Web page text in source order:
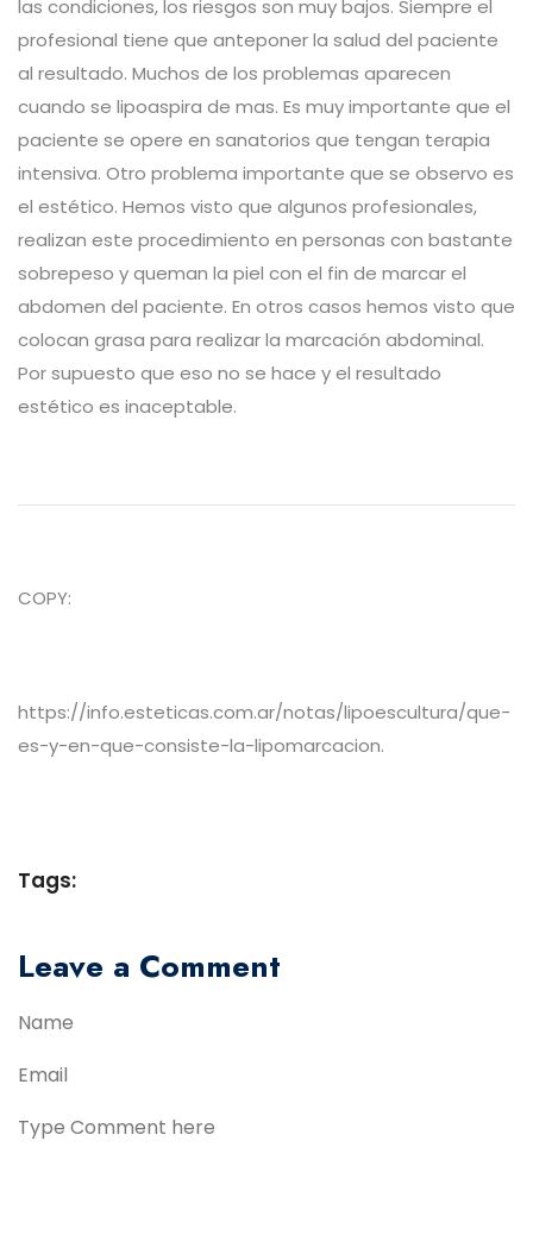
las condiciones, los riesgos son muy bajos. Siempre el
profesional tiene que anteponer la salud del paciente
al resultado. Muchos de los problemas aparecen
cuando se lipoaspira de mas. Es muy importante que el
paciente se opere en sanatorios que tengan terapia
intensiva. Otro problema importante que se observo es
el estético. Hemos visto que algunos profesionales,
realizan este procedimiento en personas con bastante
sobrepeso y queman la piel con el fin de marcar el
abdomen del paciente. En otros casos hemos visto que
colocan grasa para realizar la marcación abdominal.
Por supuesto que eso no se hace y el resultado
estético es inaceptable.
COPY:
https://info.esteticas.com.ar/notas/lipoescultura/que-
es-y-en-que-consiste-la-lipomarcacion.
Tags:
Leave a Comment